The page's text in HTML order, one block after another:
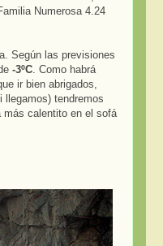
Numerosa 4.24
Según las previsiones
-3ºC. Como habrá
ir bien abrigados,
llegamos) tendremos
calentito en el sofá